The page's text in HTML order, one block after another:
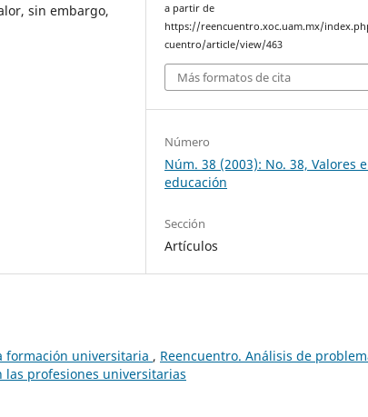
sin embargo,
a partir de
https://reencuentro.xoc.uam.mx/
cuentro/article/view/463
Más formatos de cita
Número
Núm. 38 (2003): No. 38, Valores
educación
Sección
Artículos
formación universitaria , Reencuentro. Análisis de
las profesiones universitarias